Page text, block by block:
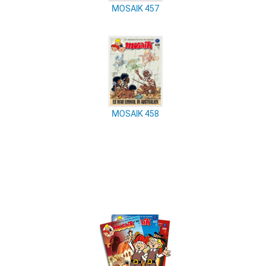
MOSAIK 457
MOSAIK 458